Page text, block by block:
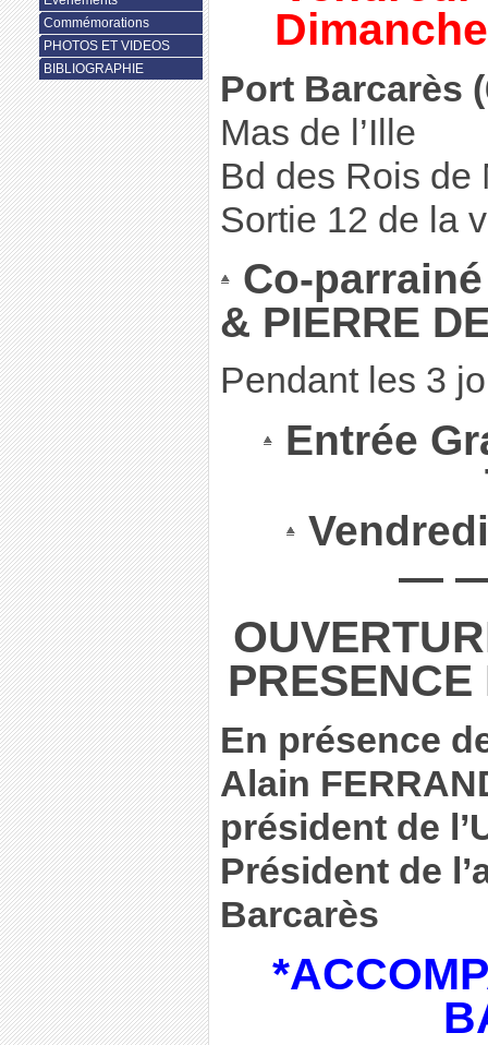
Port Barcarès
Mas de l’Ille
Bd des Rois de
Sortie 12 de la
Co-
& PIERRE
Pendant les 3
Entrée
—
En présence
Alain
président de
Président de
Barcarès
Commémorations
PHOTOS ET VIDEOS
BIBLIOGRAPHIE